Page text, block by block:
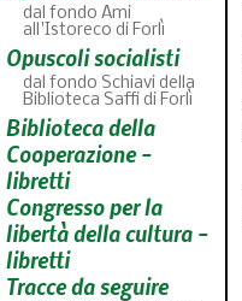
dal fondo Ami
all'Istoreco di Forlì
Opuscoli socialisti
dal fondo Schiavi della
Biblioteca Saffi di Forlì
Biblioteca della
Cooperazione -
libretti
Congresso per la
libertà della cultura -
libretti
Tracce da seguire